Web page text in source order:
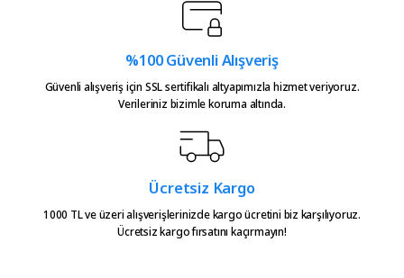
%100 Güvenli Alışveriş
Güvenli alışveriş için SSL sertifikalı altyapımızla hizmet veriyoruz.
Verileriniz bizimle koruma altında.
Ücretsiz Kargo
1000 TL ve üzeri alışverişlerinizde kargo ücretini biz karşılıyoruz.
Ücretsiz kargo fırsatını kaçırmayın!